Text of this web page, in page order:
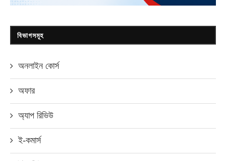
বিভাগসমূহ
অনলাইন কোর্স
অফার
অ্যাপ রিভিউ
ই-কমার্স